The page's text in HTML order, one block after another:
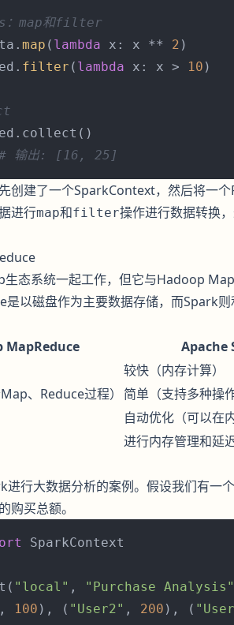
：map和filter
map ( lambda x: x ** 2 )
filter ( lambda x: x > 10 )
输出: [16, 25]
创建了一个SparkContext，然后将一
进行map和filter操作进行数据转换
态系统一起工作，但它与Hadoop
以磁盘作为主要数据存储，而Spark
MapReduce
Apache
较快（内存计算）
、Reduce过程）
简单（支持多种操
自动优化（可以在
进行内存管理和延
进行大数据分析的案例。假设我们有一
购买总额。
SparkContext
"local" , "Purchase Analysis"
, 100 ), ( "User2" , 200 ), (